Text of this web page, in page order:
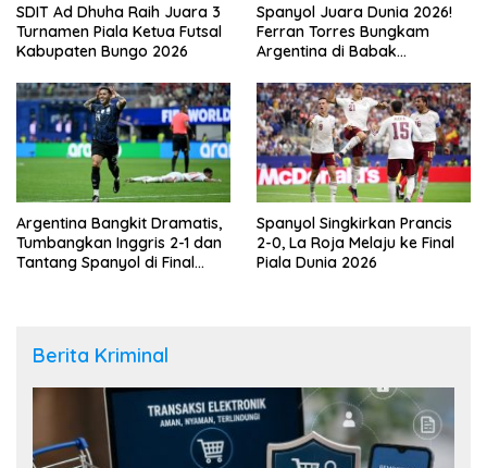
SDIT Ad Dhuha Raih Juara 3
Turnamen Piala Ketua Futsal
Kabupaten Bungo 2026
Spanyol Juara Dunia 2026!
Ferran Torres Bungkam
Argentina di Babak
Argentina Bangkit Dramatis,
Tumbangkan Inggris 2-1 dan
Tantang Spanyol di Final
Spanyol Singkirkan Prancis
2-0, La Roja Melaju ke Final
Piala Dunia 2026
Berita Kriminal